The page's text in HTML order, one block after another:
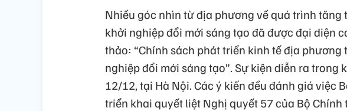
Nhiều góc nhìn từ địa phương về quá trình
khởi nghiệp đổi mới sáng tạo đã được đại diện
thảo: “Chính sách phát triển kinh tế địa
nghiệp đổi mới sáng tạo”. Sự kiện diễn ra trong
12/12, tại Hà Nội. Các ý kiến đều đánh giá việc
triển khai quyết liệt Nghị quyết 57 của Bộ